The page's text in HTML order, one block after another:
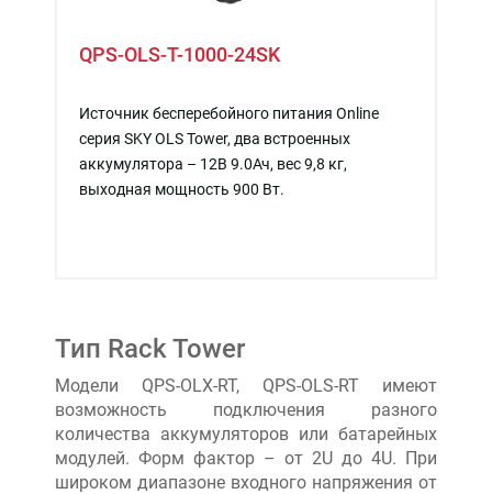
QPS-OLS-T-1000-24SK
Источник бесперебойного питания Online
серия SKY OLS Tower, два встроенных
аккумулятора – 12В 9.0Ач, вес 9,8 кг,
выходная мощность 900 Вт.
Тип Rack Tower
Модели QPS-OLX-RT, QPS-OLS-RT имеют
возможность подключения разного
количества аккумуляторов или батарейных
модулей. Форм фактор – от 2U до 4U. При
широком диапазоне входного напряжения от